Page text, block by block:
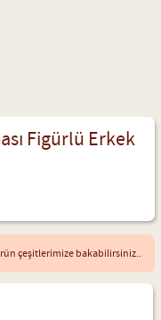
Figürlü Erkek
çeşitlerimize bakabilirsiniz..